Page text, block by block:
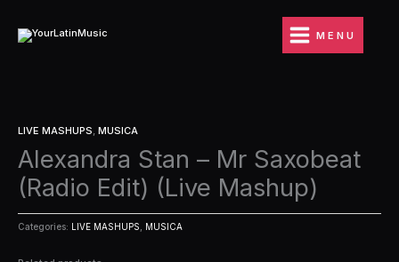
contenido
MENU
LIVE MASHUPS, MUSICA
Alexandra Stan – Mr Saxobeat
(Radio Edit) (Live Mashup)
Categories: LIVE MASHUPS, MUSICA